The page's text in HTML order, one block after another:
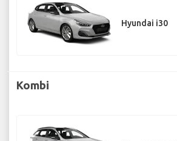
Hyundai i30
Kombi